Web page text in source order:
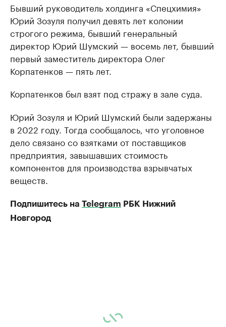
Бывший руководитель холдинга «Спецхимия»
Юрий Зозуля получил девять лет колонии
строгого режима, бывший генеральный
директор Юрий Шумский — восемь лет, бывший
первый заместитель директора Олег
Корпатенков — пять лет.
Корпатенков был взят под стражу в зале суда.
Юрий Зозуля и Юрий Шумский были задержаны
в 2022 году. Тогда сообщалось, что уголовное
дело связано со взятками от поставщиков
предприятия, завышавших стоимость
компонентов для производства взрывчатых
веществ.
Подпишитесь на Telegram РБК Нижний
Новгород